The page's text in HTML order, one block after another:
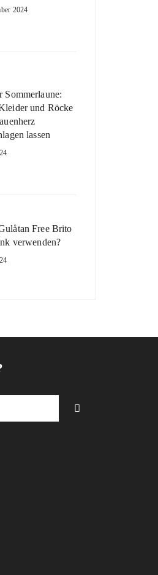
2024
Sommerlaune:
und Röcke
lassen
Free Brito
verwenden?